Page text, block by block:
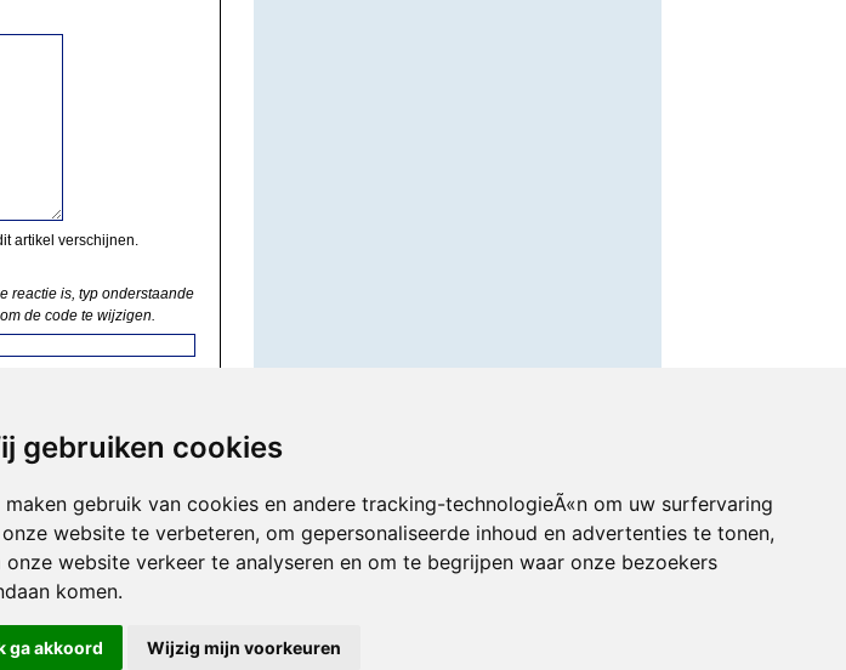
gebruiken cookies
maken gebruik van cookies en andere tracking-technologieÃ«n om uw surfervaring
website te verbeteren, om gepersonaliseerde inhoud en advertenties te tonen,
onze website verkeer te analyseren en om te begrijpen waar onze bezoekers
komen.
ga akkoord Wijzig mijn voorkeuren
artikel verschijnen.
reactie is, typ onderstaande
de code te wijzigen.
Mijn Account
Inloggen